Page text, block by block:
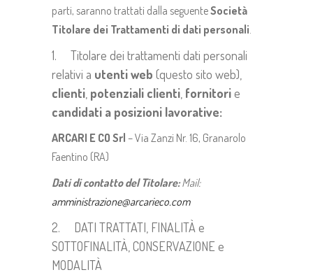
parti, saranno trattati dalla seguenteSocietà
Titolare dei Trattamenti di dati personali.
1. Titolare dei trattamenti dati personali
relativi a utenti web (questo sito web),
clienti potenziali clienti fornitorie
candidati a posizioni lavorative:
ARCARI E CO Srl – Via Zanzi Nr. 16, Granarolo
Faentino (RA)
Dati di contatto del Titolare:Mail:
amministrazione@arcarieco.com
2. DATI TRATTATI, FINALITÀ e
SOTTOFINALITÀ, CONSERVAZIONE e
MODALITÀ